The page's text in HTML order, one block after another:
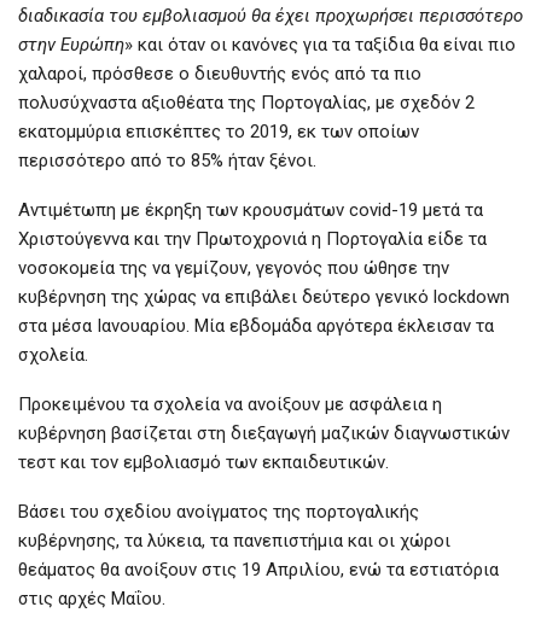
διαδικασία του εμβολιασμού θα έχει προχωρήσει περισσότερο
στην Ευρώπη» και όταν οι κανόνες για τα ταξίδια θα είναι πιο
χαλαροί, πρόσθεσε ο διευθυντής ενός από τα πιο
πολυσύχναστα αξιοθέατα της Πορτογαλίας, με σχεδόν 2
εκατομμύρια επισκέπτες το 2019, εκ των οποίων
περισσότερο από το 85% ήταν ξένοι.
Αντιμέτωπη με έκρηξη των κρουσμάτων covid-19 μετά τα
Χριστούγεννα και την Πρωτοχρονιά η Πορτογαλία είδε τα
νοσοκομεία της να γεμίζουν, γεγονός που ώθησε την
κυβέρνηση της χώρας να επιβάλει δεύτερο γενικό lockdown
στα μέσα Ιανουαρίου. Μία εβδομάδα αργότερα έκλεισαν τα
σχολεία.
Προκειμένου τα σχολεία να ανοίξουν με ασφάλεια η
κυβέρνηση βασίζεται στη διεξαγωγή μαζικών διαγνωστικών
τεστ και τον εμβολιασμό των εκπαιδευτικών.
Βάσει του σχεδίου ανοίγματος της πορτογαλικής
κυβέρνησης, τα λύκεια, τα πανεπιστήμια και οι χώροι
θεάματος θα ανοίξουν στις 19 Απριλίου, ενώ τα εστιατόρια
στις αρχές Μαΐου.